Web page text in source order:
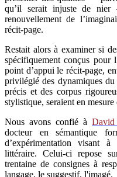
qu’il serait injuste de
renouvellement de
récit-page.
Restait alors à examiner si
spécifiquement conçus
point d’appui le récit-page,
privilégié des dynamiques
précis et des corpus
stylistique, seraient en
Nous avons confié à David
docteur en sémantique
d’expérimentation visant à
littéraire. Celui-ci repose
trentaine de consignes à
langage, le suggestif, l'imagé.